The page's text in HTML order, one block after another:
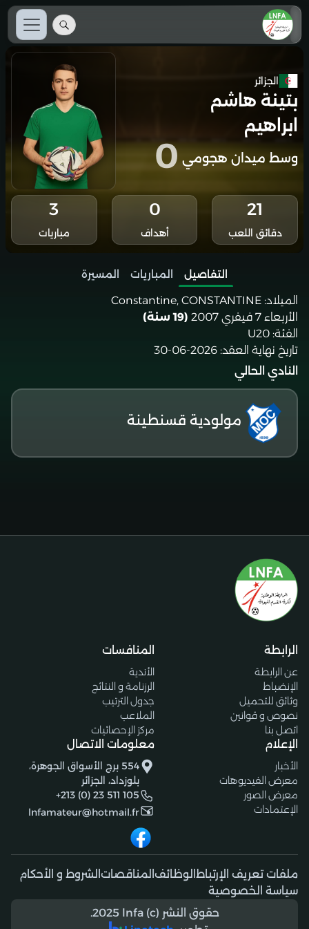
الجزائر
بتينة هاشم
ابراهيم
وسط ميدان هجومي 0
21
دقائق اللعب
0
أهداف
3
مباريات
التفاصيل المباريات
المسيرة
الميلاد: Constantine, CONSTANTINE
الأربعاء 7 فيفري 2007
(19 سنة)
الفئة: U20
تاريخ نهاية العقد: 2026-06-30
النادي الحالي
مولودية قسنطينة
الرابطة
عن الرابطة
الإنضباط
وثائق للتحميل
نصوص و قوانين
اتصل بنا
المنافسات
الأندية
الرزنامة و النتائج
جدول الترتيب
الملاعب
مركز الإحصائيات
الإعلام
الأخبار
معرض الفيديوهات
معرض الصور
الإعتمادات
معلومات الاتصال
554 برج الأسواق الجوهرة،
بلوزداد، الجزائر
+213 (0) 23 511 105
lnfamateur@hotmail.fr
ملفات تعريف الإرتباط الوظائف المناقصات الشروط و الأحكام
سياسة الخصوصية
حقوق النشر (c) 2025 lnfa.